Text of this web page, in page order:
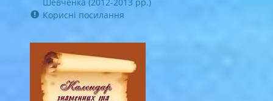
Корисні посилання